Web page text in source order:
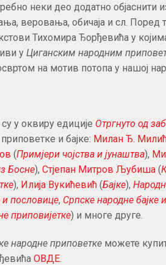
неки део додатно
веровања, обичаја и сл. Поред
Тихомира Ђорђевића у
у Циганским народним
на мотив потопа у нашој
у оквиру едиције Отргнуто од
и бајке: Милан Ђ.
(Примјери чојства и јунаштва),
Босне), Стјепан Митров Љубиша(
), Илија Вукићевић(Бајке),
пословице, Српске народне бајке
приповијетке) и многе друге.
народне приповеткеможете
ОВДЕ.